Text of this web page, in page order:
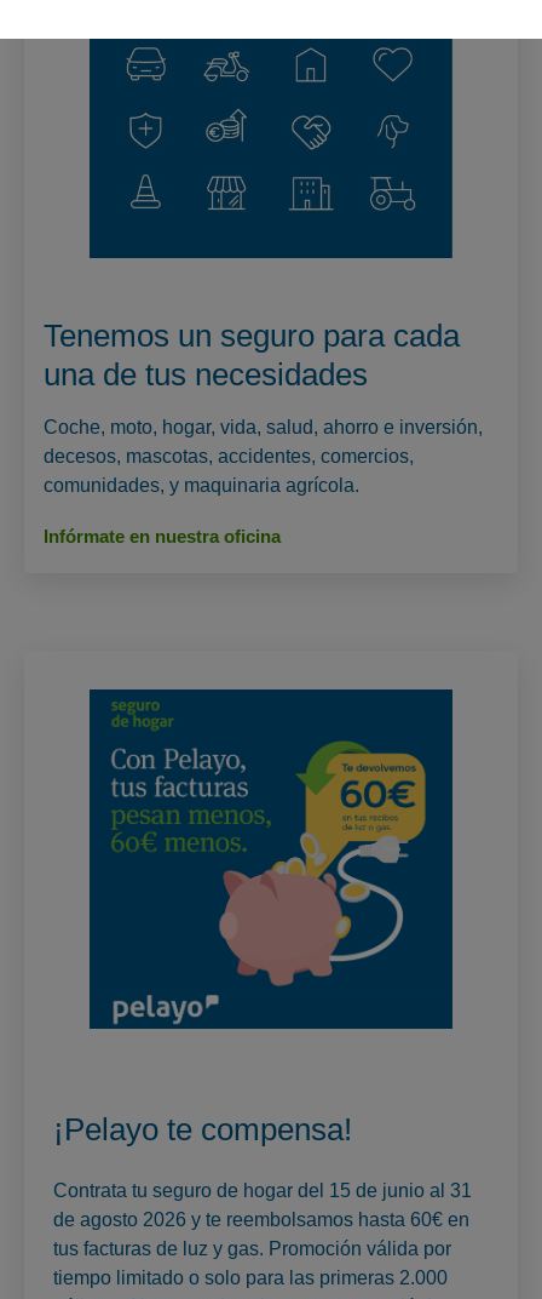
Tenemos un seguro para cada
una de tus necesidades
Coche, moto, hogar, vida, salud, ahorro e inversión,
decesos, mascotas, accidentes, comercios,
comunidades, y maquinaria agrícola.
Infórmate en nuestra oficina
¡Pelayo te compensa!
Contrata tu seguro de hogar del 15 de junio al 31
de agosto 2026 y te reembolsamos hasta 60€ en
tus facturas de luz y gas. Promoción válida por
tiempo limitado o solo para las primeras 2.000